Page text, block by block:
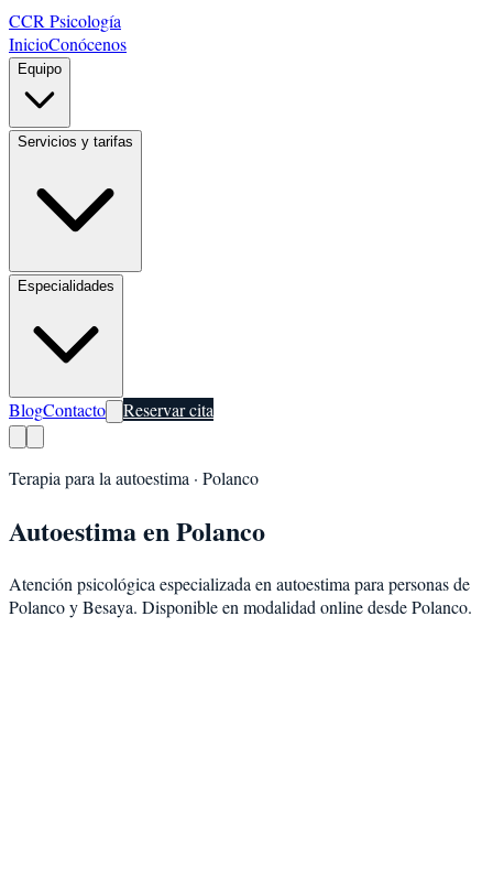
CCR Psicología
InicioConócenos
Equipo
Servicios y tarifas
Especialidades
BlogContacto Reservar cita
Terapia para la autoestima · Polanco
AutoestimaenPolanco
Atención psicológica especializada en autoestima para personas de
PolancoyBesaya. Disponible en modalidad online desde Polanco.